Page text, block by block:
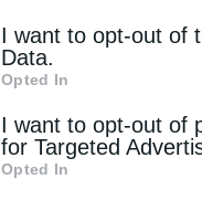
I want to opt-out of
Data.
Opted In
I want to opt-out of
for Targeted
Opted In